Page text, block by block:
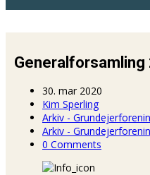
30. mar 2020
Kim Sperling
Arkiv -
Arkiv -
0 Comments